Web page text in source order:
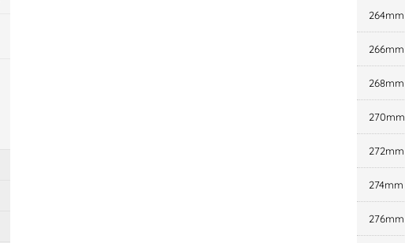
264mm
266mm
268mm
270mm
272mm
274mm
276mm